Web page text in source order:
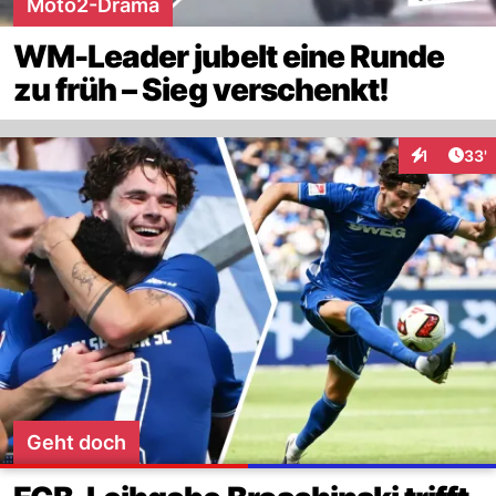
Moto2-Drama
WM-Leader jubelt eine Runde
zu früh – Sieg verschenkt!
1 33'
Geht doch